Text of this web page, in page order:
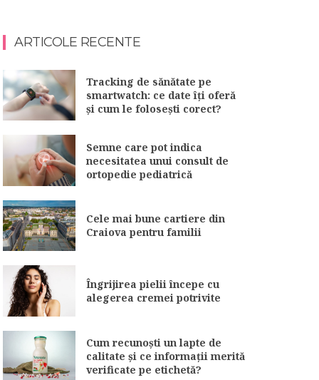
ARTICOLE RECENTE
Tracking de sănătate pe
smartwatch: ce date îți oferă
și cum le folosești corect?
Semne care pot indica
necesitatea unui consult de
ortopedie pediatrică
Cele mai bune cartiere din
Craiova pentru familii
Îngrijirea pielii începe cu
alegerea cremei potrivite
Cum recunoști un lapte de
calitate și ce informații merită
verificate pe etichetă?